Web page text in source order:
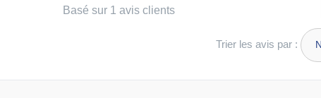
Basé sur 1 avis clients
Trier les avis par :